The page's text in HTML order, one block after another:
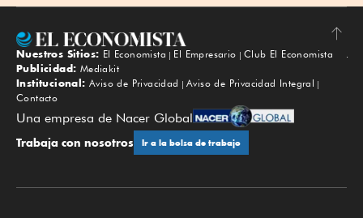
Subir
Nuestros Sitios: El Economista El Empresario
Club El Economista
Publicidad: Mediakit
Institucional: Aviso de Privacidad
Aviso de Privacidad Integral
Contacto
Una empresa de Nacer Global
Trabaja con nosotros Ir a la bolsa de trabajo